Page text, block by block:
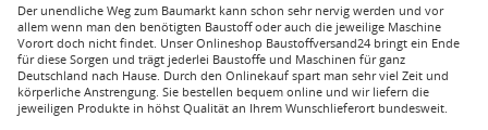
Der unendliche Weg zum Baumarkt kann schon sehr nervig werden und vor
allem wenn man den benötigten Baustoff oder auch die jeweilige Maschine
Vorort doch nicht findet. Unser Onlineshop Baustoffversand24 bringt ein Ende
für diese Sorgen und trägt jederlei Baustoffe und Maschinen für ganz
Deutschland nach Hause. Durch den Onlinekauf spart man sehr viel Zeit und
körperliche Anstrengung. Sie bestellen bequem online und wir liefern die
jeweiligen Produkte in höhst Qualität an Ihrem Wunschlieferort bundesweit.